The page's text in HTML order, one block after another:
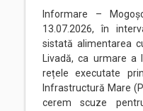
Informare –
13.07.2026, în
sistată alimentarea
Livadă, ca urmare
rețele executate
Infrastructură Mare
cerem scuze